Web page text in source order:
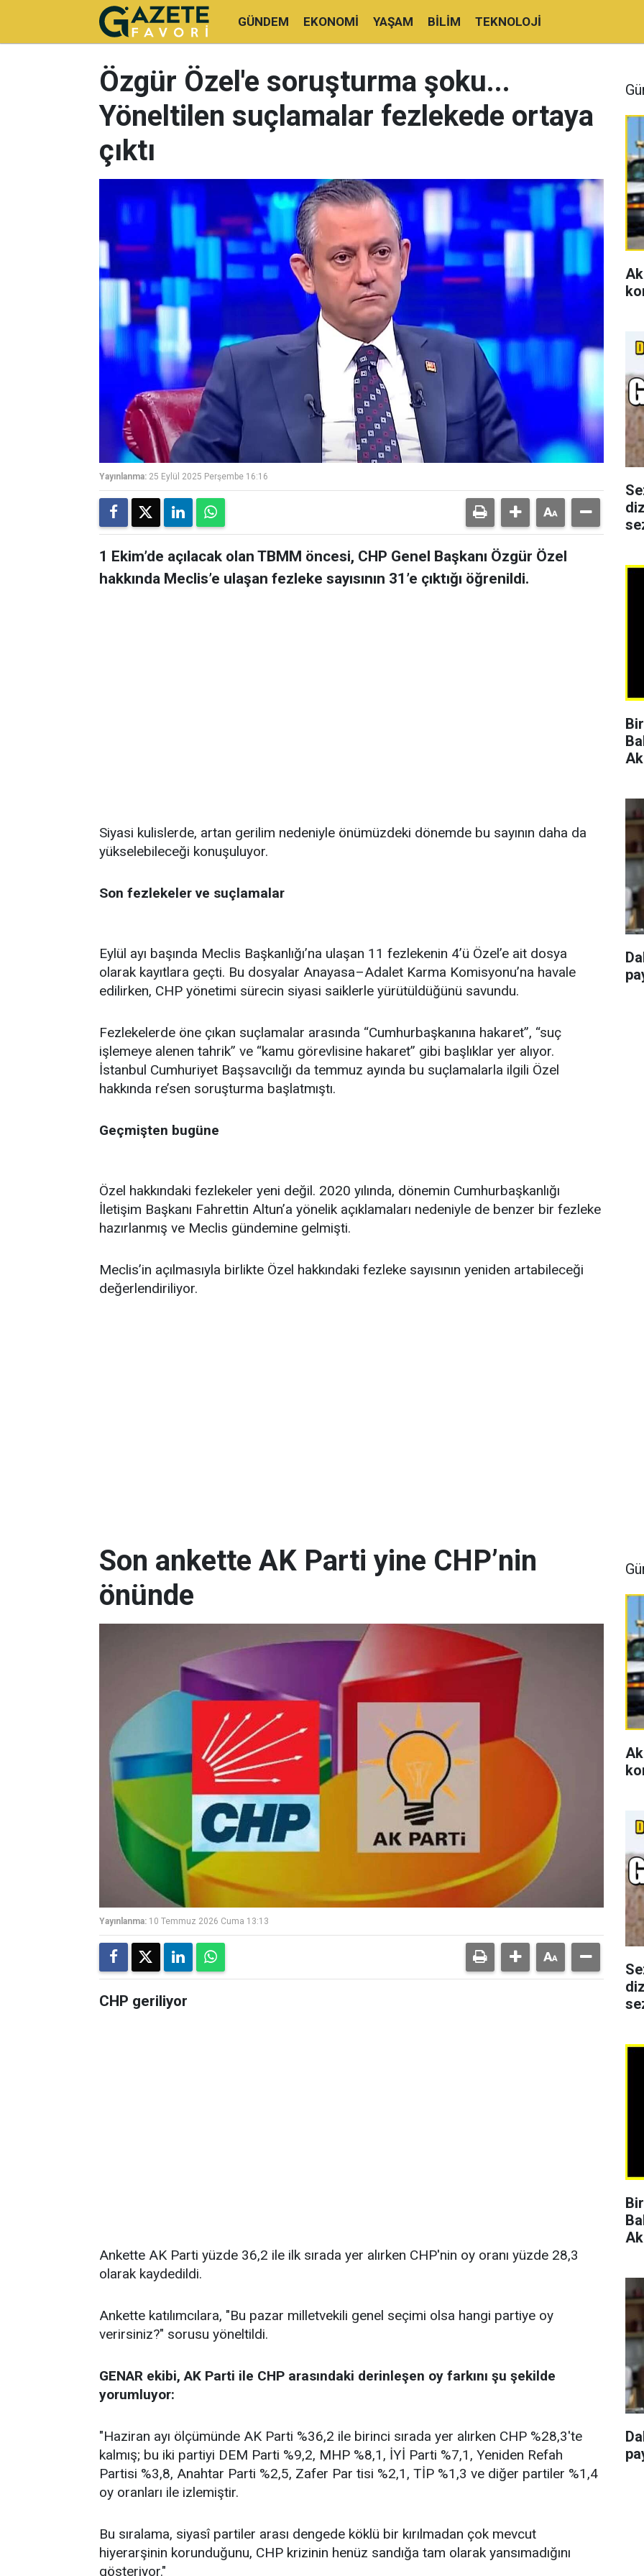
GÜNDEM EKONOMI YAŞAM BILIM TEKNOLOJI
Özgür Özel'e soruşturma şoku...
Yöneltilen suçlamalar fezlekede ortaya
çıktı
Yayınlanma: 25 Eylül 2025 Perşembe 16:16
1 Ekim’de açılacak olan TBMM öncesi, CHP Genel Başkanı Özgür Özel
hakkında Meclis’e ulaşan fezleke sayısının 31’e çıktığı öğrenildi.
Siyasi kulislerde, artan gerilim nedeniyle önümüzdeki dönemde bu sayının daha da
yükselebileceği konuşuluyor.
Son fezlekeler ve suçlamalar
Eylül ayı başında Meclis Başkanlığı’na ulaşan 11 fezlekenin 4’ü Özel’e ait dosya
olarak kayıtlara geçti. Bu dosyalar Anayasa–Adalet Karma Komisyonu’na havale
edilirken, CHP yönetimi sürecin siyasi saiklerle yürütüldüğünü savundu.
Fezlekelerde öne çıkan suçlamalar arasında “Cumhurbaşkanına hakaret”, “suç
işlemeye alenen tahrik” ve “kamu görevlisine hakaret” gibi başlıklar yer alıyor.
İstanbul Cumhuriyet Başsavcılığı da temmuz ayında bu suçlamalarla ilgili Özel
hakkında re’sen soruşturma başlatmıştı.
Geçmişten bugüne
Özel hakkındaki fezlekeler yeni değil. 2020 yılında, dönemin Cumhurbaşkanlığı
İletişim Başkanı Fahrettin Altun’a yönelik açıklamaları nedeniyle de benzer bir fezleke
hazırlanmış ve Meclis gündemine gelmişti.
Meclis’in açılmasıyla birlikte Özel hakkındaki fezleke sayısının yeniden artabileceği
değerlendiriliyor.
Son ankette AK Parti yine CHP’nin
önünde
Yayınlanma: 10 Temmuz 2026 Cuma 13:13
CHP geriliyor
Ankette AK Parti yüzde 36,2 ile ilk sırada yer alırken CHP'nin oy oranı yüzde 28,3
olarak kaydedildi.
Ankette katılımcılara, "Bu pazar milletvekili genel seçimi olsa hangi partiye oy
verirsiniz?" sorusu yöneltildi.
GENAR ekibi, AK Parti ile CHP arasındaki derinleşen oy farkını şu şekilde
yorumluyor:
"Haziran ayı ölçümünde AK Parti %36,2 ile birinci sırada yer alırken CHP %28,3'te
kalmış; bu iki partiyi DEM Parti %9,2, MHP %8,1, İYİ Parti %7,1, Yeniden Refah
Partisi %3,8, Anahtar Parti %2,5, Zafer Par tisi %2,1, TİP %1,3 ve diğer partiler %1,4
oy oranları ile izlemiştir.
Bu sıralama, siyasî partiler arası dengede köklü bir kırılmadan çok mevcut
hiyerarşinin korunduğunu, CHP krizinin henüz sandığa tam olarak yansımadığını
gösteriyor."